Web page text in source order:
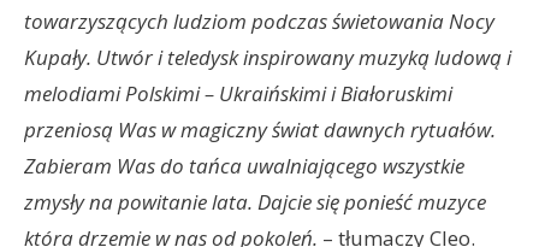
towarzyszących ludziom podczas świetowania Nocy
Kupały. Utwór i teledysk inspirowany muzyką ludową i
melodiami Polskimi – Ukraińskimi i Białoruskimi
przeniosą Was w magiczny świat dawnych rytuałów.
Zabieram Was do tańca uwalniającego wszystkie
zmysły na powitanie lata. Dajcie się ponieść muzyce
która drzemie w nas od pokoleń. – tłumaczy Cleo.